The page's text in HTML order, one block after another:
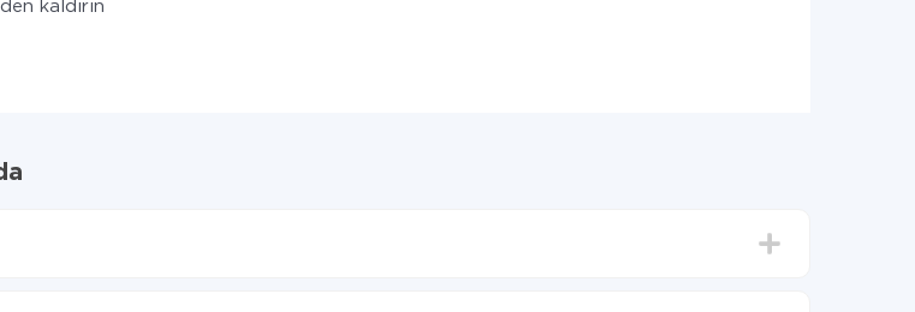
kaldırın